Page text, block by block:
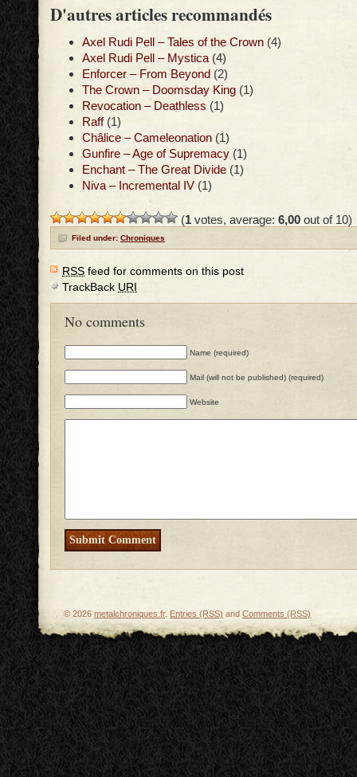
D'autres articles recommandés
Axel Rudi Pell – Tales of the Crown (4)
Axel Rudi Pell – Mystica (4)
Enforcer – From Beyond (2)
The Crown – Doomsday King (1)
Revocation – Deathless (1)
Raff(1)
Châlice – Cameleonation (1)
Gunfire – Age of Supremacy (1)
Enchant – The Great Divide (1)
Niva – Incremental IV (1)
(1 votes, average: 6,00 out of 10)
Filed under: Chroniques
RSS feed for comments on this post
TrackBack URI
No comments
Name (required)
Mail (will not be published) (required)
Website
© 2026 metalchroniques.fr. Entries (RSS) and Comments (RSS)